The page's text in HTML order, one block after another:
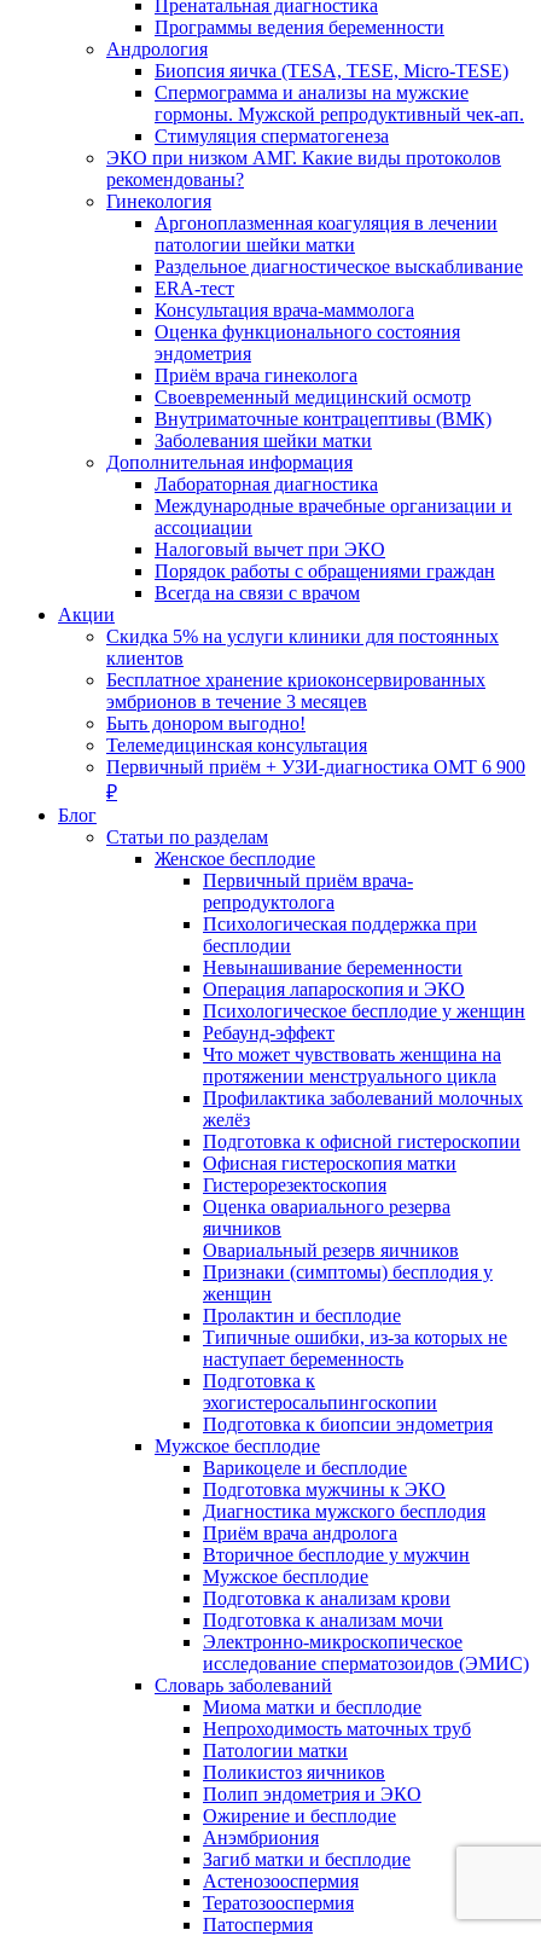
Пренатальная диагностика
Программы ведения беременности
Андрология
Биопсия яичка (TESA, TESE, Micro-TESE)
Спермограмма и анализы на мужские
гормоны. Мужской репродуктивный чек-ап.
Стимуляция сперматогенеза
ЭКО при низком АМГ. Какие виды протоколов
рекомендованы?
Гинекология
Аргоноплазменная коагуляция в лечении
патологии шейки матки
Раздельное диагностическое выскабливание
ERA-тест
Консультация врача-маммолога
Оценка функционального состояния
эндометрия
Приём врача гинеколога
Своевременный медицинский осмотр
Внутриматочные контрацептивы (ВМК)
Заболевания шейки матки
Дополнительная информация
Лабораторная диагностика
Международные врачебные организации и
ассоциации
Налоговый вычет при ЭКО
Порядок работы с обращениями граждан
Всегда на связи с врачом
Акции
Скидка 5% на услуги клиники для постоянных
клиентов
Бесплатное хранение криоконсервированных
эмбрионов в течение 3 месяцев
Быть донором выгодно!
Телемедицинская консультация
Первичный приём + УЗИ-диагностика ОМТ 6 900
₽
Блог
Статьи по разделам
Женское бесплодие
Первичный приём врача-
репродуктолога
Психологическая поддержка при
бесплодии
Невынашивание беременности
Операция лапароскопия и ЭКО
Психологическое бесплодие у женщин
Ребаунд-эффект
Что может чувствовать женщина на
протяжении менструального цикла
Профилактика заболеваний молочных
желёз
Подготовка к офисной гистероскопии
Офисная гистероскопия матки
Гистерорезектоскопия
Оценка овариального резерва
яичников
Овариальный резерв яичников
Признаки (симптомы) бесплодия у
женщин
Пролактин и бесплодие
Типичные ошибки, из-за которых не
наступает беременность
Подготовка к
эхогистеросальпингоскопии
Подготовка к биопсии эндометрия
Мужское бесплодие
Варикоцеле и бесплодие
Подготовка мужчины к ЭКО
Диагностика мужского бесплодия
Приём врача андролога
Вторичное бесплодие у мужчин
Мужское бесплодие
Подготовка к анализам крови
Подготовка к анализам мочи
Электронно-микроскопическое
исследование сперматозоидов (ЭМИC)
Словарь заболеваний
Миома матки и бесплодие
Непроходимость маточных труб
Патологии матки
Поликистоз яичников
Полип эндометрия и ЭКО
Ожирение и бесплодие
Анэмбриония
Загиб матки и бесплодие
Астенозооспермия
Тератозооспермия
Патоспермия